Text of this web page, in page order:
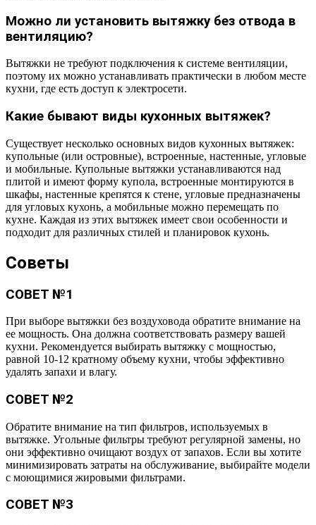
Можно ли установить вытяжку без отвода в
вентиляцию?
Вытяжки не требуют подключения к системе вентиляции,
поэтому их можно устанавливать практически в любом месте
кухни, где есть доступ к электросети.
Какие бывают виды кухонных вытяжек?
Существует несколько основных видов кухонных вытяжек:
купольные (или островные), встроенные, настенные, угловые
и мобильные. Купольные вытяжки устанавливаются над
плитой и имеют форму купола, встроенные монтируются в
шкафы, настенные крепятся к стене, угловые предназначены
для угловых кухонь, а мобильные можно перемещать по
кухне. Каждая из этих вытяжек имеет свои особенности и
подходит для различных стилей и планировок кухонь.
Советы
СОВЕТ №1
При выборе вытяжки без воздуховода обратите внимание на
ее мощность. Она должна соответствовать размеру вашей
кухни. Рекомендуется выбирать вытяжку с мощностью,
равной 10-12 кратному объему кухни, чтобы эффективно
удалять запахи и влагу.
СОВЕТ №2
Обратите внимание на тип фильтров, используемых в
вытяжке. Угольные фильтры требуют регулярной замены, но
они эффективно очищают воздух от запахов. Если вы хотите
минимизировать затраты на обслуживание, выбирайте модели
с моющимися жировыми фильтрами.
СОВЕТ №3